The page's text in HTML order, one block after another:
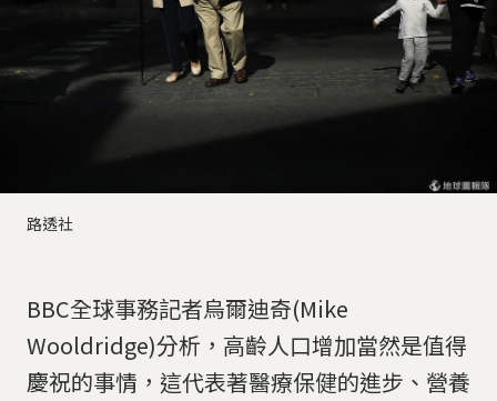
路透社
BBC全球事務記者烏爾迪奇(Mike
Wooldridge)分析，高齡人口增加當然是值得
慶祝的事情，這代表著醫療保健的進步、營養